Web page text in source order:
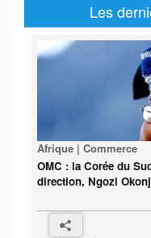
Les
Afrique | Commerce
OMC : la Corée du
direction, Ngozi